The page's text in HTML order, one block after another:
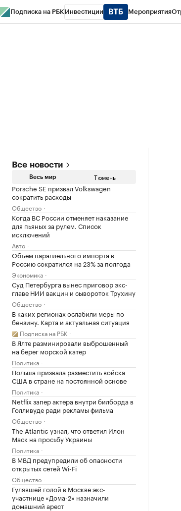
Подписка на РБК Инвестиции Мероприятия
Все новости
Весь мир Тюмень
Porsche SE призвал Volkswagen
сократить расходы
Общество
Когда ВС России отменяет наказание
для пьяных за рулем. Список
исключений
Авто
Объем параллельного импорта в
Россию сократился на 23% за полгода
Экономика
Суд Петербурга вынес приговор экс-
главе НИИ вакцин и сывороток Трухину
Общество
В каких регионах ослабили меры по
бензину. Карта и актуальная ситуация
Подписка на РБК
В Ялте разминировали выброшенный
на берег морской катер
Политика
Польша призвала разместить войска
США в стране на постоянной основе
Политика
Netflix запер актера внутри билборда в
Голливуде ради рекламы фильма
Общество
The Atlantic узнал, что ответил Илон
Маск на просьбу Украины
Политика
В МВД предупредили об опасности
открытых сетей Wi-Fi
Общество
Гулявшей голой в Москве экс-
участнице «Дома-2» назначили
домашний арест